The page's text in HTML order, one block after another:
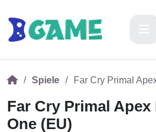
Spiele Far Cry Primal
Far Cry Primal
One (EU)